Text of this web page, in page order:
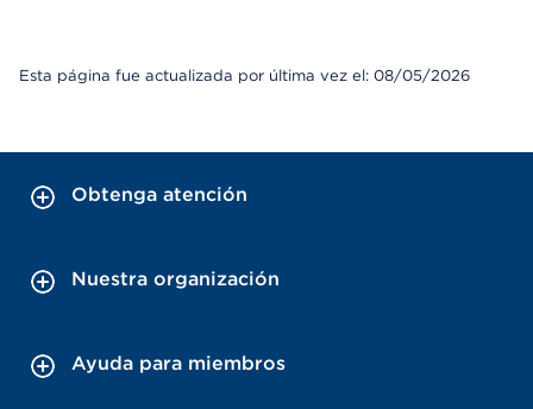
Esta página fue actualizada por última vez el: 08/05/2026
Obtenga atención
Nuestra organización
Ayuda para miembros